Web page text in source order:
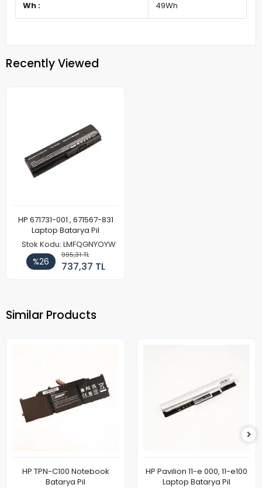
Wh : 49Wh
Recently Viewed
HP 671731-001 , 671567-831
Laptop Batarya Pil
Stok Kodu: LMFQGNYOYW
%26
995,31 TL
737,37 TL
Similar Products
HP TPN-C100 Notebook
Batarya Pil
HP Pavilion 11-e 000, 11-e100
Laptop Batarya Pil